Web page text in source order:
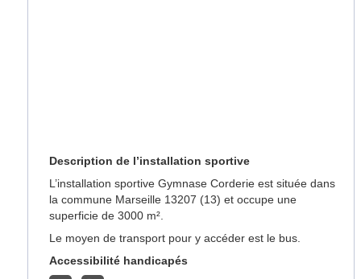
Description de l’installation sportive
L’installation sportive Gymnase Corderie est située dans
la commune Marseille 13207 (13) et occupe une
superficie de 3000 m².
Le moyen de transport pour y accéder est le bus.
Accessibilité handicapés